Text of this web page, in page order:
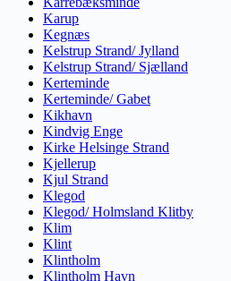
Karup
Kegnæs
Kelstrup Strand/ Jylland
Kelstrup Strand/ Sjælland
Kerteminde
Kerteminde/ Gabet
Kikhavn
Kindvig Enge
Kirke Helsinge Strand
Kjellerup
Kjul Strand
Klegod
Klegod/ Holmsland Klitby
Klim
Klint
Klintholm
Klintholm Havn